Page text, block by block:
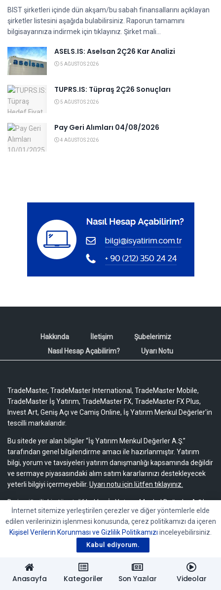
BIST şirketleri içinde dün akşam/bu sabah finansallarını açıklayan
şirketler listesini aşağıda bulabilirsiniz. Raporun tamamını
bilgisayarınıza indirmek için tıklayınız. Şirket mali...
ASELS.IS: Aselsan 2Ç26 Kar Analizi
5 AĞUSTOS 2026
TUPRS.IS: Tüpraş 2Ç26 Sonuçları
5 AĞUSTOS 2026
Pay Geri Alımları 04/08/2026
4 AĞUSTOS 2026
Hakkında İletişim
Şubelerimiz
Nasıl Hesap Açabilirim?
Uyarı Notu
TradeMaster, TradeMaster International, TradeMaster Mobile,
TradeMaster İş Yatırım, TradeMaster FX, TradeMaster FX Plus,
Invest Art, Geniş Açı ve Camiş Online, İş Yatırım Menkul Değerler'in
tescilli markalarıdır.
Bu sitede yer alan bilgiler “İş Yatırım Menkul Değerler A.Ş.”
tarafından genel bilgilendirme amacı ile hazırlanmıştır. Yatırım
bilgi, yorum ve tavsiyeleri yatırım danışmanlığı kapsamında değildir
ve sermaye piyasasındaki alım satım kararlarınızı destekleyecek
yeterli bilgiyi içermeyebilir. Uyarı notu için lütfen tıklayınız.
Bu içeriğe ilişkin tüm telif hakları İş Yatırım Menkul Değerler A.Ş.’ye
aittir. Bu içerik, açık iznimiz olmaksızın başkaları tarafından
herhangi bir amaçla, kısmen veya tamamen çoğaltılamaz,
dağıtılamaz, yayımlanamaz veya değiştirilemez.
İnternet sitemize yerleştirilen çerezler ve diğer yöntemlerle elde
edilen verilerinizin işlenmesi konusunda, çerez politikamızı da içeren
Kişisel Verilerin Korunması ve Gizlilik Politikamızı inceleyebilirsiniz.
Kabul ediyorum.
Anasayfa Kategoriler Son Yazılar Videolar